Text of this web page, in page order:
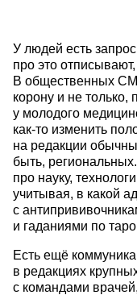
У людей есть
про это
В общественных
корону и не
у молодого
как-то изменить
на редакции
быть,
про науку,
учитывая, в какой
с
и гаданиями по
Есть ещё
в редакциях
с командами